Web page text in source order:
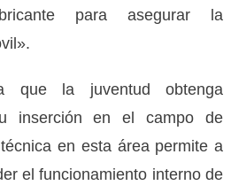
para asegurar la
que la juventud obtenga
inserción en el campo de
en esta área permite a
el funcionamiento interno de